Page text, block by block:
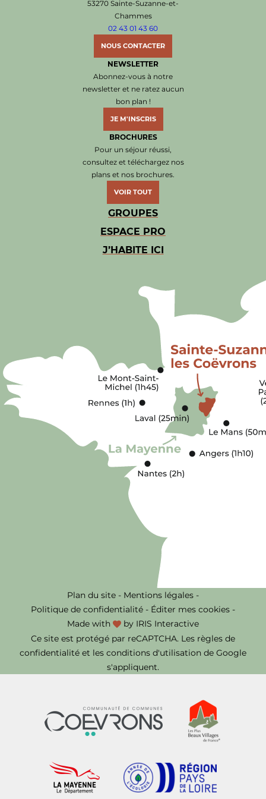
53270 Sainte-Suzanne-et-
Chammes
02 43 01 43 60
NOUS CONTACTER
NEWSLETTER
Abonnez-vous à notre
newsletter et ne ratez aucun
bon plan !
JE M'INSCRIS
BROCHURES
Pour un séjour réussi,
consultez et téléchargez nos
plans et nos brochures.
VOIR TOUT
GROUPES
ESPACE PRO
J’HABITE ICI
Plan du site - Mentions légales -
Politique de confidentialité - Éditer mes cookies -
Made with
by IRIS Interactive
Ce site est protégé par reCAPTCHA. Les règles de
confidentialité et les conditions d'utilisation de Google
s'appliquent.